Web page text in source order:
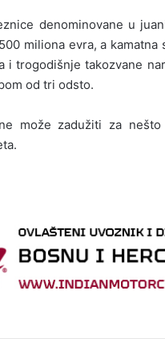
denominovane u
miliona evra, a
i trogodišnje takozvane
od tri odsto.
može zadužiti za